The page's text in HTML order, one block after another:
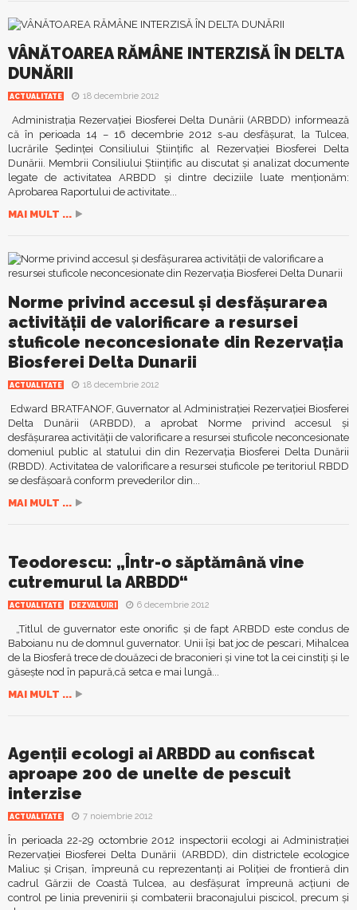
VÂNĂTOAREA RĂMÂNE INTERZISĂ ÎN DELTA
DUNĂRII
ACTUALITATE 18 decembrie 2012
Administraţia Rezervaţiei Biosferei Delta Dunării (ARBDD) informează
că în perioada 14 – 16 decembrie 2012 s-au desfăşurat, la Tulcea,
lucrările Şedinţei Consiliului Ştiinţific al Rezervaţiei Biosferei Delta
Dunării. Membrii Consiliului Ştiinţific au discutat şi analizat documente
legate de activitatea ARBDD şi dintre deciziile luate menţionăm:
Aprobarea Raportului de activitate...
MAI MULT ...
Norme privind accesul şi desfăşurarea
activităţii de valorificare a resursei
stuficole neconcesionate din Rezervaţia
Biosferei Delta Dunarii
ACTUALITATE 18 decembrie 2012
Edward BRATFANOF, Guvernator al Administraţiei Rezervaţiei Biosferei
Delta Dunării (ARBDD), a aprobat Norme privind accesul şi
desfăşurarea activităţii de valorificare a resursei stuficole neconcesionate
domeniul public al statului din din Rezervaţia Biosferei Delta Dunării
(RBDD). Activitatea de valorificare a resursei stuficole pe teritoriul RBDD
se desfăşoară conform prevederilor din...
MAI MULT ...
Teodorescu: „Într-o săptămână vine
cutremurul la ARBDD“
ACTUALITATE DEZVALUIRI 6 decembrie 2012
„Titlul de guvernator este onorific și de fapt ARBDD este condus de
Baboianu nu de domnul guvernator. Unii își bat joc de pescari, Mihalcea
de la Biosferă trece de douăzeci de braconieri și vine tot la cei cinstiți și le
găsește nod în papură,că setca e mai lungă...
MAI MULT ...
Agenții ecologi ai ARBDD au confiscat
aproape 200 de unelte de pescuit
interzise
ACTUALITATE 7 noiembrie 2012
În perioada 22-29 octombrie 2012 inspectorii ecologi ai Administraţiei
Rezervaţiei Biosferei Delta Dunării (ARBDD), din districtele ecologice
Maliuc şi Crişan, împreună cu reprezentanţi ai Poliţiei de frontieră din
cadrul Gărzii de Coastă Tulcea, au desfăşurat împreună acţiuni de
control pe linia prevenirii şi combaterii braconajului piscicol, precum şi